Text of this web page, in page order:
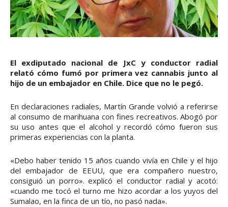
El exdiputado nacional de JxC y conductor radial
relató cómo fumó por primera vez cannabis junto al
hijo de un embajador en Chile. Dice que no le pegó.
En declaraciones radiales, Martín Grande volvió a referirse
al consumo de marihuana con fines recreativos. Abogó por
su uso antes que el alcohol y recordó cómo fueron sus
primeras experiencias con la planta.
«Debo haber tenido 15 años cuando vivía en Chile y el hijo
del embajador de EEUU, que era compañero nuestro,
consiguió un porro». explicó el conductor radial y acotó:
«cuando me tocó el turno me hizo acordar a los yuyos del
Sumalao, en la finca de un tío, no pasó nada».